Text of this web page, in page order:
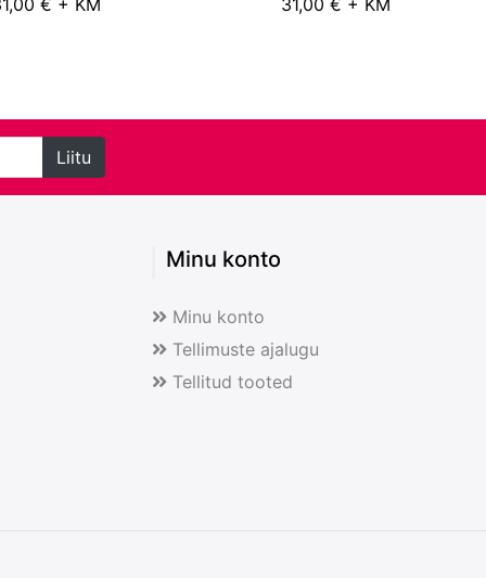
€ + KM 31,00 € + KM
Liitu
Minu konto
Minu konto
Tellimuste ajalugu
Tellitud tooted